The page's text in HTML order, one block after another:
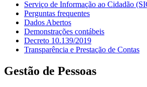
Serviço de Informação ao Cidadão
Perguntas frequentes
Dados Abertos
Demonstrações contábeis
Decreto 10.139/2019
Transparência e Prestação de Contas
Gestão de Pessoas